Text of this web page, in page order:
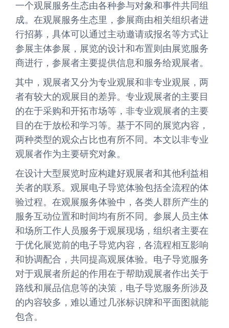
一个观展服务生态由各种参与对象和事件共同组
成。在观展服务生态里，参展商由相关组织者进
行招募，具体可以通过主动邀请或报名等方式让
参展主体参展，展览的设计和布置则由展览服务
商进行，参展者主要提供信息和服务给观展者。
其中，观展者又分为专业观展和非专业观展，两
者有较大的观展目的差异。专业观展者的主要目
的在于采购和开拓市场等，非专业观展者的主要
目的在于放松和学习等。基于不同的展览内容，
两种类型的观众占比也有所不同。本文以非专业
观展者作为主要研究对象。
在设计大型展览时应构建好观展者和其他利益相
关者的联系。观展电子导览体验包括全流程的体
验过程。在观展服务体验中，各类人群所产生的
服务互动位置和时间均有所不同。参展人员主体
和场所工作人员服务于观展现场，组织者主要在
于优化展览前的电子导览内容，各流程相互影响
和协调配合，共同提高观展体验。电子导览服务
对于观展者所起的作用在于帮助观展者作出关于
路线和展品信息等的决策，电子导览服务所涉及
的内容较多，难以通过几张标识牌和平面图就能
包含。